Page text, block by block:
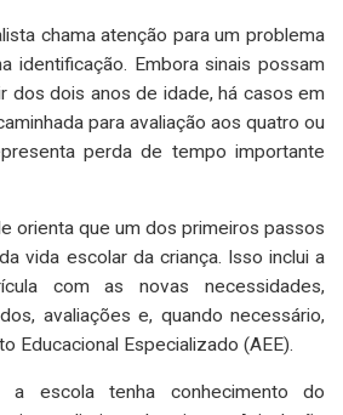
chama atenção para um problema
identificação. Embora sinais possam
dos dois anos de idade, há casos em
para avaliação aos quatro ou
perda de tempo importante
orienta que um dos primeiros passos
vida escolar da criança. Isso inclui a
com as novas necessidades,
avaliações e, quando necessário,
Educacional Especializado (AEE).
a escola tenha conhecimento do